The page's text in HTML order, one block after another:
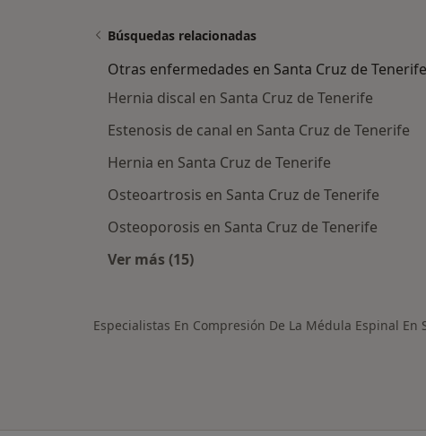
Búsquedas relacionadas
Otras enfermedades en Santa Cruz de Tenerife
Hernia discal en Santa Cruz de Tenerife
Estenosis de canal en Santa Cruz de Tenerife
Hernia en Santa Cruz de Tenerife
Osteoartrosis en Santa Cruz de Tenerife
Osteoporosis en Santa Cruz de Tenerife
Ver más (15)
Especialistas En Compresión De La Médula Espinal En